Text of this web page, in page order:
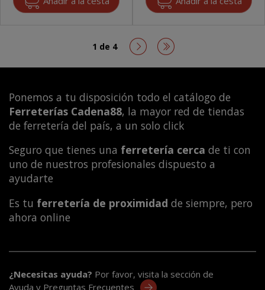
1 de 4
Ponemos a tu disposición todo el catálogo de
Ferreterías Cadena88, la mayor red de tiendas
de ferretería del país, a un solo click
Seguro que tienes una ferretería cerca de ti con
uno de nuestros profesionales dispuesto a
ayudarte
Es tu ferretería de proximidad de siempre, pero
ahora online
¿Necesitas ayuda? Por favor, visita la sección de
Ayuda y Preguntas Frecuentes